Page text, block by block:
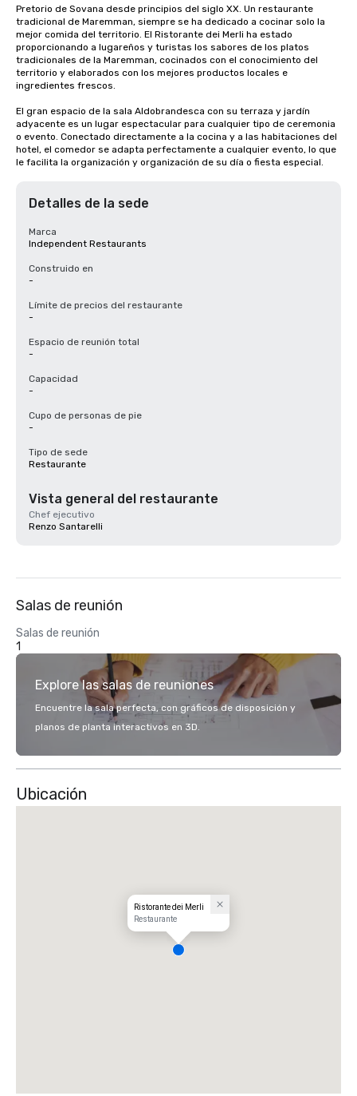
Pretorio de Sovana desde principios del siglo XX. Un restaurante
tradicional de Maremman, siempre se ha dedicado a cocinar solo la
mejor comida del territorio. El Ristorante dei Merli ha estado
proporcionando a lugareños y turistas los sabores de los platos
tradicionales de la Maremman, cocinados con el conocimiento del
territorio y elaborados con los mejores productos locales e
ingredientes frescos.
El gran espacio de la sala Aldobrandesca con su terraza y jardín
adyacente es un lugar espectacular para cualquier tipo de ceremonia
o evento. Conectado directamente a la cocina y a las habitaciones del
hotel, el comedor se adapta perfectamente a cualquier evento, lo que
le facilita la organización y organización de su día o fiesta especial.
Detalles de la sede
Marca
Independent Restaurants
Construido en
-
Límite de precios del restaurante
-
Espacio de reunión total
-
Capacidad
-
Cupo de personas de pie
-
Tipo de sede
Restaurante
Vista general del restaurante
Chef ejecutivo
Renzo Santarelli
Salas de reunión
Salas de reunión
1
Explore las salas de reuniones
Encuentre la sala perfecta, con gráficos de disposición y
planos de planta interactivos en 3D.
Ubicación
Ristorante dei Merli
Restaurante